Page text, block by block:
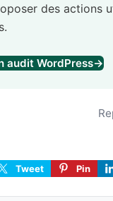
des actions
audit WordPress→
Tweet Pin